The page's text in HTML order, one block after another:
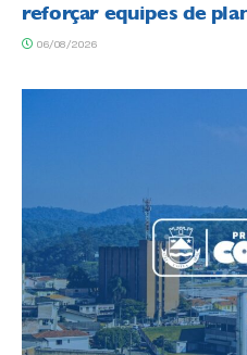
reforçar equipes de
06/08/2026